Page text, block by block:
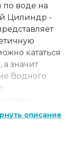
по воде на
Цилиндр -
кататься
значит
Водного
В
описание